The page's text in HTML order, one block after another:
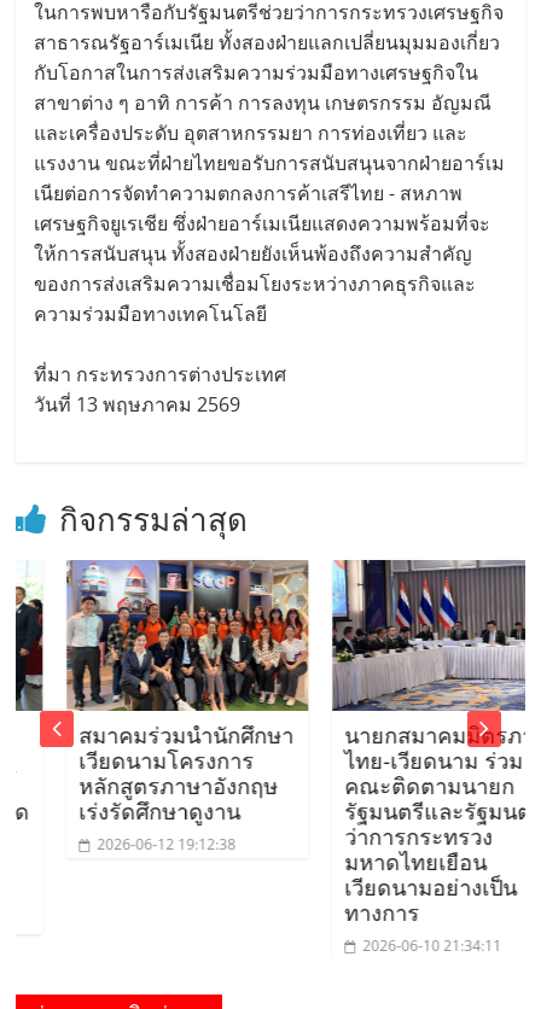
ในการพบหารือกับรัฐมนตรีช่วยว่าการกระทรวงเศรษฐกิจ
สาธารณรัฐอาร์เมเนีย ทั้งสองฝ่ายแลกเปลี่ยนมุมมองเกี่ยว
กับโอกาสในการส่งเสริมความร่วมมือทางเศรษฐกิจใน
สาขาต่าง ๆ อาทิ การค้า การลงทุน เกษตรกรรม อัญมณี
และเครื่องประดับ อุตสาหกรรมยา การท่องเที่ยว และ
แรงงาน ขณะที่ฝ่ายไทยขอรับการสนับสนุนจากฝ่ายอาร์เม
เนียต่อการจัดทำความตกลงการค้าเสรีไทย - สหภาพ
เศรษฐกิจยูเรเชีย ซึ่งฝ่ายอาร์เมเนียแสดงความพร้อมที่จะ
ให้การสนับสนุน ทั้งสองฝ่ายยังเห็นพ้องถึงความสำคัญ
ของการส่งเสริมความเชื่อมโยงระหว่างภาคธุรกิจและ
ความร่วมมือทางเทคโนโลยี
ที่มา กระทรวงการต่างประเทศ
วันที่ 13 พฤษภาคม 2569
กิจกรรมล่าสุด
สมาคมร่วมนำนักศึกษา
เวียดนามโครงการ
หลักสูตรภาษาอังกฤษ
เร่งรัดศึกษาดูงาน
2026-06-12 19:12:38
นายกสมาคมมิตรภาพ
ไทย-เวียดนาม ร่วม
คณะติดตามนายก
รัฐมนตรีและรัฐมนตรี
ว่าการกระทรวง
มหาดไทยเยือน
เวียดนามอย่างเป็น
ทางการ
2026-06-10 21:34:11